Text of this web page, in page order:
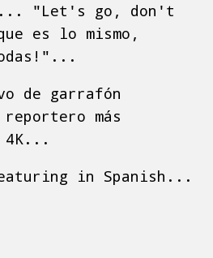
"Let's go, don't
es lo mismo,
de garrafón
más
4K...
in Spanish...